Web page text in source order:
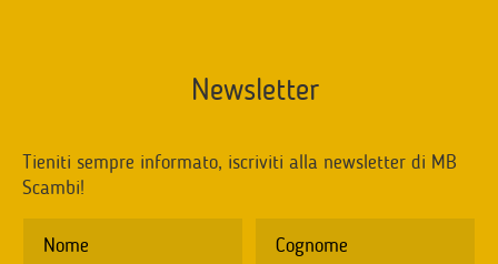
Newsletter
Tieniti sempre informato, iscriviti alla newsletter di MB
Scambi!